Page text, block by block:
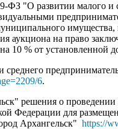
"О развитии малого
имущества,
аукциона на право
10 % от установленной
6.
решения о
Федерации для
Архангельск" https://